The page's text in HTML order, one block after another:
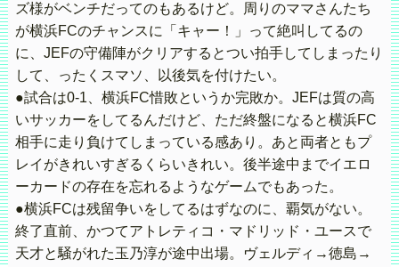
ズ様がベンチだってのもあるけど。周りのママさんたち
が横浜FCのチャンスに「キャー！」って絶叫してるの
に、JEFの守備陣がクリアするとつい拍手してしまったり
して、ったくスマソ、以後気を付けたい。
●試合は0-1、横浜FC惜敗というか完敗か。JEFは質の高
いサッカーをしてるんだけど、ただ終盤になると横浜FC
相手に走り負けてしまっている感あり。あと両者ともプ
レイがきれいすぎるくらいきれい。後半途中までイエロ
ーカードの存在を忘れるようなゲームでもあった。
●横浜FCは残留争いをしてるはずなのに、覇気がない。
終了直前、かつてアトレティコ・マドリッド・ユースで
天才と騒がれた玉乃淳が途中出場。ヴェルディ→徳島→